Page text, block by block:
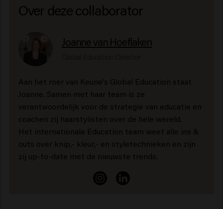
Over deze collaborator
Joanne van Hoeflaken
Aan het roer van Keune's Global Education staat
Joanne. Samen met haar team is ze
verantwoordelijk voor de strategie van educatie en
coachen zij haarstylisten over de hele wereld.
Het internationale Education team weet alle ins &
outs over knip,- kleur,- en styletechnieken en zijn
zij up-to-date met de nieuwste trends.